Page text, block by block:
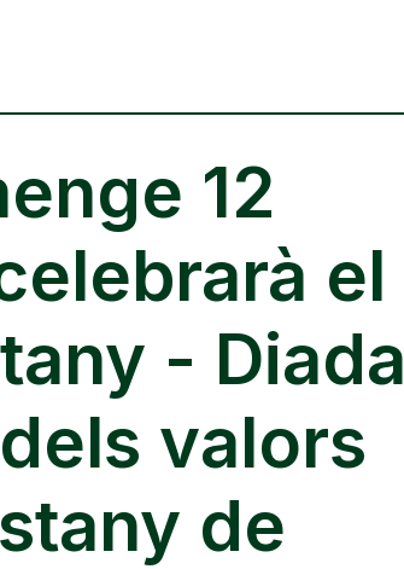
12
el
- Diada
valors
de